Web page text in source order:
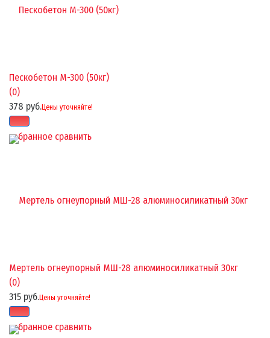
избранное сравнить
Пескобетон М-300 (50кг)
(0)
378 руб.Цены уточняйте!
избранное сравнить
Мертель огнеупорный МШ-28 алюминосиликатный 30кг
(0)
315 руб.Цены уточняйте!